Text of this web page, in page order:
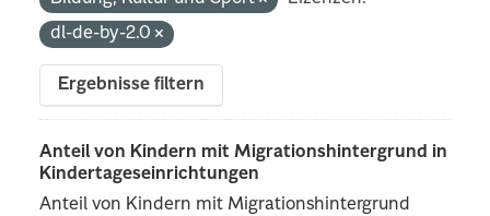
dl-de-by-2.0
Ergebnisse filtern
Anteil von Kindern mit Migrationshintergrund in
Kindertageseinrichtungen
Anteil von Kindern mit Migrationshintergrund